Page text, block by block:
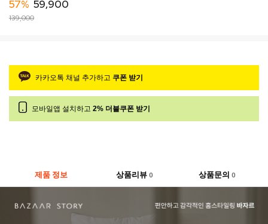
57% 59,900
139,000
카카오톡 채널 추가하고 쿠폰 받기
모바일앱 설치하고 2% 더블쿠폰 받기
제품 정보 상품리뷰 0 상품문의0